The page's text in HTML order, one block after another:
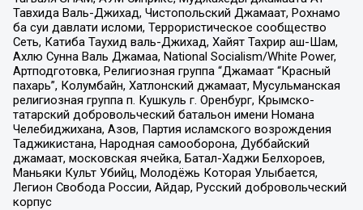
Тавхида Валь-Джихад, Чистопольский Джамаат, Рохнамо
ба суи давлати исломи, Террористическое сообщество
Сеть, Катиба Таухид валь-Джихад, Хайят Тахрир аш-Шам,
Ахлю Сунна Валь Джамаа, National Socialism/White Power,
Артподготовка, Религиозная группа “Джамаат “Красный
пахарь”, Колумбайн, Хатлонский джамаат, Мусульманская
религиозная группа п. Кушкуль г. Оренбург, Крымско-
татарский добровольческий батальон имени Номана
Челебиджихана, Азов, Партия исламского возрождения
Таджикистана, Народная самооборона, Дуббайский
джамаат, московская ячейка, Батал-Хаджи Белхороев,
Маньяки Культ Убийц, Молодёжь Которая Улыбается,
Легион Свобода России, Айдар, Русский добровольческий
корпус